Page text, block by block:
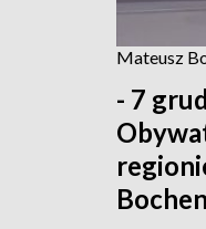
Mateusz
- 7